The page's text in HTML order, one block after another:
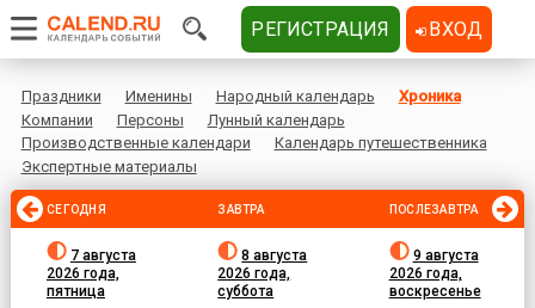
Праздники Именины Народный календарь
Хроника
Компании
Персоны
Лунный календарь
Производственные календари
Календарь путешественника
Экспертные материалы
СЕГОДНЯ
7 августа
2026 года,
пятница
ЗАВТРА
8 августа
2026 года,
суббота
ПОСЛЕЗАВТРА
9 августа
2026 года,
воскресенье
РЕГИСТРАЦИЯ ВХОД